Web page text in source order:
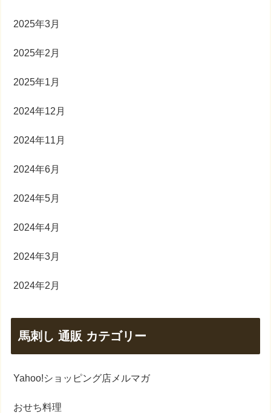
2025年3月
2025年2月
2025年1月
2024年12月
2024年11月
2024年6月
2024年5月
2024年4月
2024年3月
2024年2月
馬刺し 通販 カテゴリー
Yahoo!ショッピング店メルマガ
おせち料理